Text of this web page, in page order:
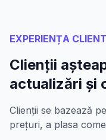
EXPERIENȚA
Clienții
actualizări și
Clienții se bazează
prețuri, a plasa